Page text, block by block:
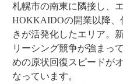
札幌市の南東に隣接し、
HOKKAIDOの開業以降、
きが活発化したエリア。
リーシング競争が強まっ
めの原状回復スピードが
なっています。